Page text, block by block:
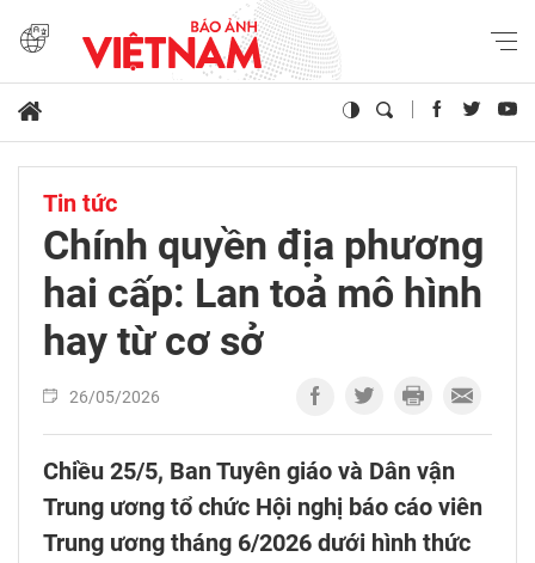
Tin tức
Chính quyền địa phương
hai cấp: Lan toả mô hình
hay từ cơ sở
26/05/2026
Chiều 25/5, Ban Tuyên giáo và Dân vận
Trung ương tổ chức Hội nghị báo cáo viên
Trung ương tháng 6/2026 dưới hình thức